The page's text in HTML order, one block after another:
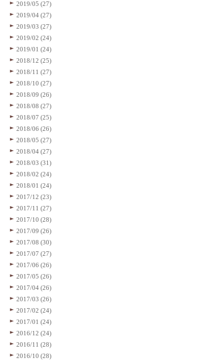
2019/05 (27)
2019/04 (27)
2019/03 (27)
2019/02 (24)
2019/01 (24)
2018/12 (25)
2018/11 (27)
2018/10 (27)
2018/09 (26)
2018/08 (27)
2018/07 (25)
2018/06 (26)
2018/05 (27)
2018/04 (27)
2018/03 (31)
2018/02 (24)
2018/01 (24)
2017/12 (23)
2017/11 (27)
2017/10 (28)
2017/09 (26)
2017/08 (30)
2017/07 (27)
2017/06 (26)
2017/05 (26)
2017/04 (26)
2017/03 (26)
2017/02 (24)
2017/01 (24)
2016/12 (24)
2016/11 (28)
2016/10 (28)